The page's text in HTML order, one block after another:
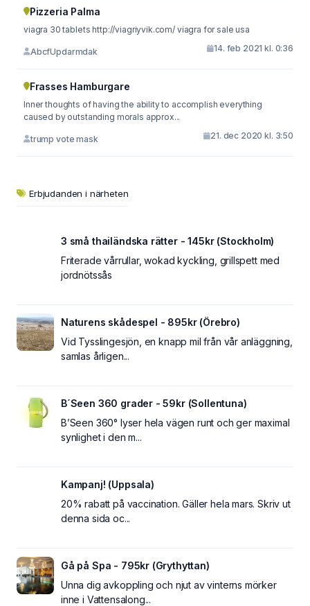
Pizzeria Palma
viagra 30 tablets http://viagriyvik.com/ viagra for sale usa
AbcfUpdarmdak 14. feb 2021 kl. 0:36
Frasses Hamburgare
Inner thoughts of having the ability to accomplish everything
caused by outstanding morals approx...
trump vote mask 21. dec 2020 kl. 3:50
Erbjudanden i närheten
3 små thailändska rätter - 145kr (Stockholm)
Friterade vårrullar, wokad kyckling, grillspett med
jordnötssås
Naturens skådespel - 895kr (Örebro)
Vid Tysslingesjön, en knapp mil från vår anläggning,
samlas årligen...
B´Seen 360 grader - 59kr (Sollentuna)
B’Seen 360° lyser hela vägen runt och ger maximal
synlighet i den m...
Kampanj! (Uppsala)
20% rabatt på vaccination. Gäller hela mars. Skriv ut
denna sida oc...
Gå på Spa - 795kr (Grythyttan)
Unna dig avkoppling och njut av vinterns mörker
inne i Vattensalong...